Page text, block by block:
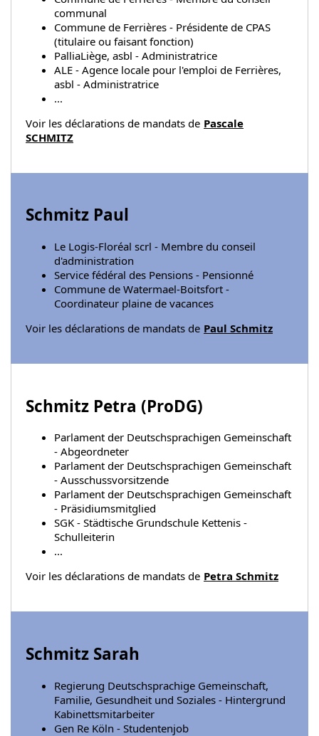
communal
Commune de Ferrières - Présidente de CPAS
(titulaire ou faisant fonction)
PalliaLiège, asbl - Administratrice
ALE - Agence locale pour l'emploi de Ferrières,
asbl - Administratrice
...
Voir les déclarations de mandats de Pascale
SCHMITZ
Schmitz Paul
Le Logis-Floréal scrl - Membre du conseil
d'administration
Service fédéral des Pensions - Pensionné
Commune de Watermael-Boitsfort -
Coordinateur plaine de vacances
Voir les déclarations de mandats de Paul Schmitz
Schmitz Petra (ProDG)
Parlament der Deutschsprachigen Gemeinschaft
- Abgeordneter
Parlament der Deutschsprachigen Gemeinschaft
- Ausschussvorsitzende
Parlament der Deutschsprachigen Gemeinschaft
- Präsidiumsmitglied
SGK - Städtische Grundschule Kettenis -
Schulleiterin
...
Voir les déclarations de mandats de Petra Schmitz
Schmitz Sarah
Regierung Deutschsprachige Gemeinschaft,
Familie, Gesundheit und Soziales - Hintergrund
Kabinettsmitarbeiter
Gen Re Köln - Studentenjob